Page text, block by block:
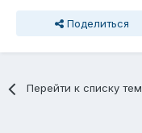
Поделиться
Перейти к списку тем